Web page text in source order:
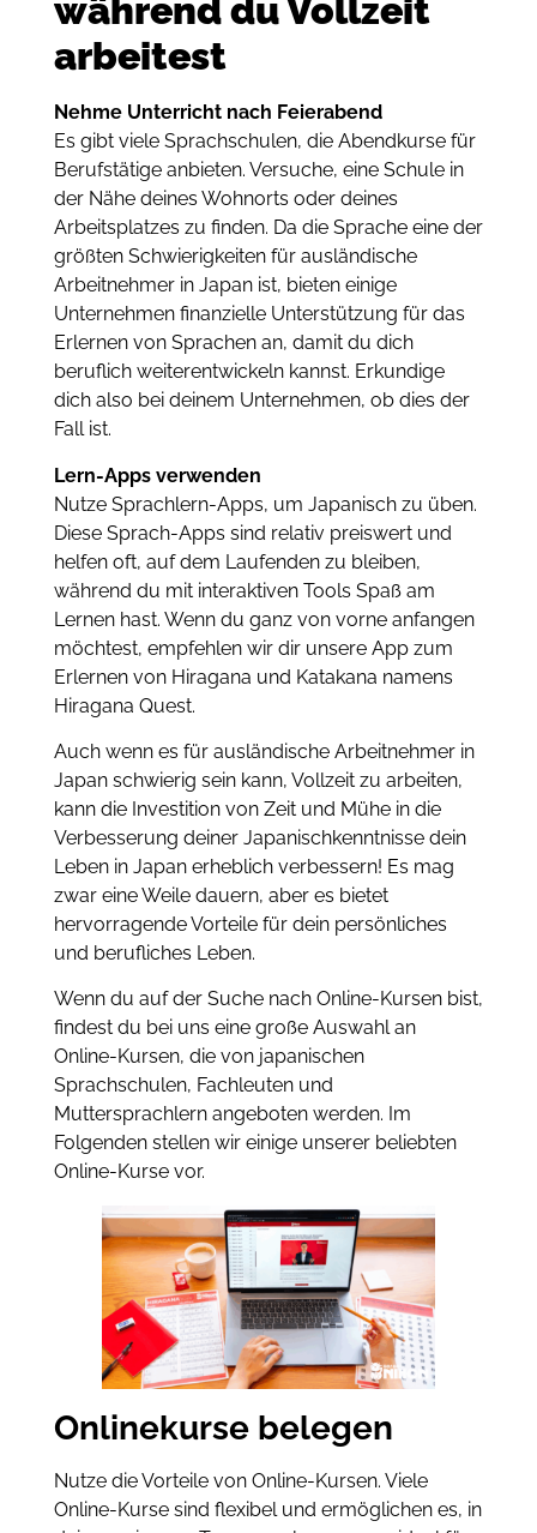
während du Vollzeit
arbeitest
Nehme Unterricht nach Feierabend
Es gibt viele Sprachschulen, die Abendkurse für
Berufstätige anbieten. Versuche, eine Schule in
der Nähe deines Wohnorts oder deines
Arbeitsplatzes zu finden. Da die Sprache eine der
größten Schwierigkeiten für ausländische
Arbeitnehmer in Japan ist, bieten einige
Unternehmen finanzielle Unterstützung für das
Erlernen von Sprachen an, damit du dich
beruflich weiterentwickeln kannst. Erkundige
dich also bei deinem Unternehmen, ob dies der
Fall ist.
Lern-Apps verwenden
Nutze Sprachlern-Apps, um Japanisch zu üben.
Diese Sprach-Apps sind relativ preiswert und
helfen oft, auf dem Laufenden zu bleiben,
während du mit interaktiven Tools Spaß am
Lernen hast. Wenn du ganz von vorne anfangen
möchtest, empfehlen wir dir unsere App zum
Erlernen von Hiragana und Katakana namens
Hiragana Quest.
Auch wenn es für ausländische Arbeitnehmer in
Japan schwierig sein kann, Vollzeit zu arbeiten,
kann die Investition von Zeit und Mühe in die
Verbesserung deiner Japanischkenntnisse dein
Leben in Japan erheblich verbessern! Es mag
zwar eine Weile dauern, aber es bietet
hervorragende Vorteile für dein persönliches
und berufliches Leben.
Wenn du auf der Suche nach Online-Kursen bist,
findest du bei uns eine große Auswahl an
Online-Kursen, die von japanischen
Sprachschulen, Fachleuten und
Muttersprachlern angeboten werden. Im
Folgenden stellen wir einige unserer beliebten
Online-Kurse vor.
Onlinekurse belegen
Nutze die Vorteile von Online-Kursen. Viele
Online-Kurse sind flexibel und ermöglichen es, in